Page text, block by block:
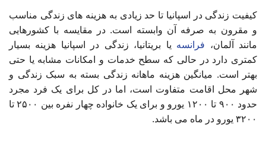
کیفیت زندگی در اسپانیا تا حد زیادی به هزینه های زندگی مناسب
و مقرون به صرفه آن وابسته است. در مقایسه با کشورهایی
مانند آلمان، فرانسه یا بریتانیا، زندگی در اسپانیا هزینه بسیار
کمتری دارد در حالی که سطح خدمات و امکانات مشابه یا حتی
بهتر است. میانگین هزینه ماهانه زندگی بسته به سبک زندگی و
شهر محل اقامت متفاوت است، اما در کل برای یک فرد مجرد
حدود ۹۰۰ تا ۱۲۰۰ یورو و برای یک خانواده چهار نفره بین ۲۵۰۰ تا
۳۲۰۰ یورو در ماه می باشد.